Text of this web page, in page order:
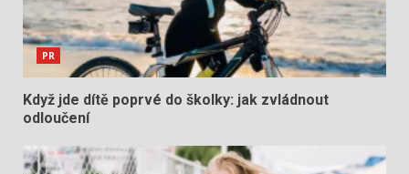
PR
Když jde dítě poprvé do školky: jak zvládnout
odloučení